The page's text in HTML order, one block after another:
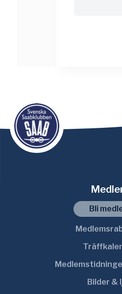
Bli
Bilder &